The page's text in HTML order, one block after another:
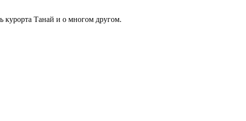
курорта Танай и о многом другом.